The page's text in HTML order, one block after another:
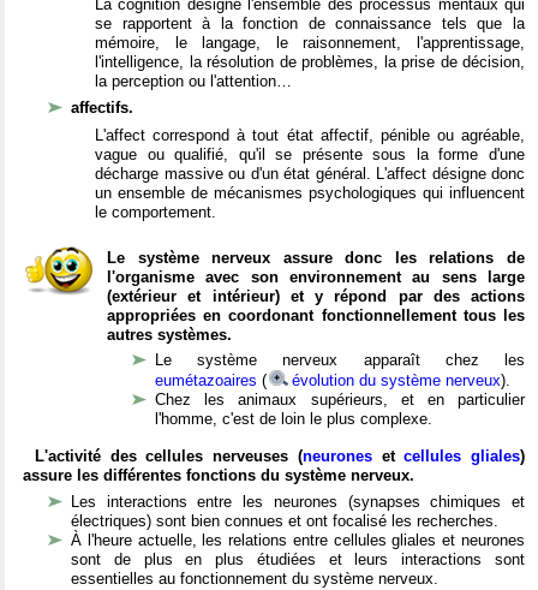
La cognition désigne l'ensemble des processus mentaux qui
se rapportent à la fonction de connaissance tels que la
mémoire, le langage, le raisonnement, l'apprentissage,
l'intelligence, la résolution de problèmes, la prise de décision,
la perception ou l'attention…
affectifs.
L'affect correspond à tout état affectif, pénible ou agréable,
vague ou qualifié, qu'il se présente sous la forme d'une
décharge massive ou d'un état général. L'affect désigne donc
un ensemble de mécanismes psychologiques qui influencent
le comportement.
Le système nerveux assure donc les relations de
l'organisme avec son environnement au sens large
(extérieur et intérieur) et y répond par des actions
appropriées en coordonant fonctionnellement tous les
autres systèmes.
Le système nerveux apparaît chez les
eumétazoaires ( évolution du système nerveux).
Chez les animaux supérieurs, et en particulier
l'homme, c'est de loin le plus complexe.
L'activité des cellules nerveuses (neuronesetcellules gliales)
assure les différentes fonctions du système nerveux.
Les interactions entre les neurones (synapses chimiques et
électriques) sont bien connues et ont focalisé les recherches.
À l'heure actuelle, les relations entre cellules gliales et neurones
sont de plus en plus étudiées et leurs interactions sont
essentielles au fonctionnement du système nerveux.